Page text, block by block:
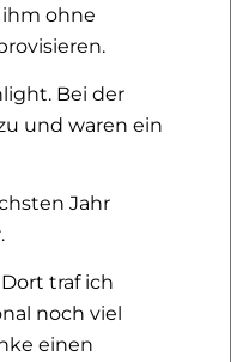
ohne
Bei der
und waren ein
Jahr
traf ich
noch viel
einen